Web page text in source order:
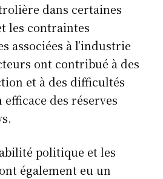
dans certaines
les contraintes
associées à l’industrie
ont contribué à des
et à des difficultés
efficace des réserves
politique et les
également eu un